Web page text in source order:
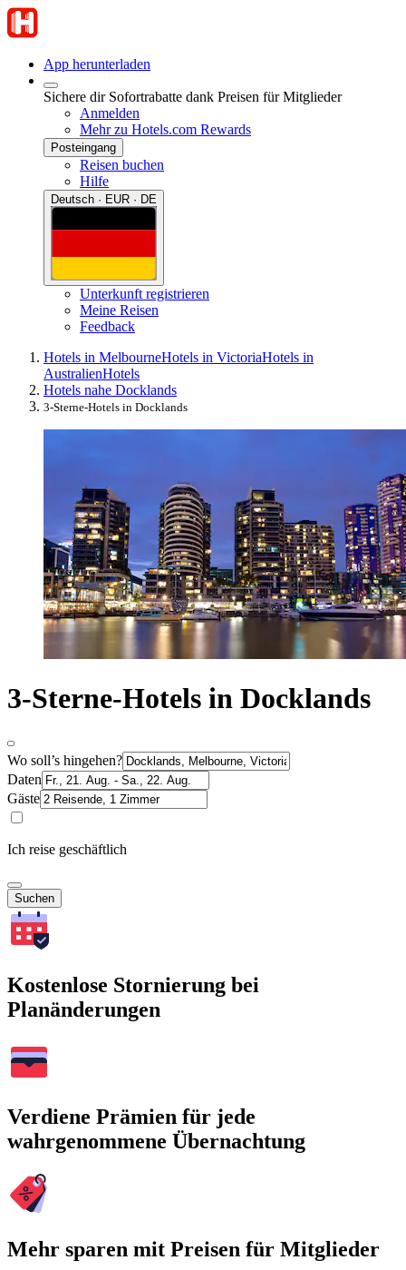
App herunterladen
Sichere dir Sofortrabatte dank Preisen für Mitglieder
Anmelden
Mehr zu Hotels.com Rewards
Posteingang
Reisen buchen
Hilfe
Deutsch · EUR · DE
Unterkunft registrieren
Meine Reisen
Feedback
Hotels in MelbourneHotels in VictoriaHotels in
AustralienHotels
Hotels nahe Docklands
3-Sterne-Hotels in Docklands
3-Sterne-Hotels in Docklands
Wo soll’s hingehen?
Daten
Gäste
Ich reise geschäftlich
Suchen
Kostenlose Stornierung bei
Planänderungen
Verdiene Prämien für jede
wahrgenommene Übernachtung
Mehr sparen mit Preisen für Mitglieder